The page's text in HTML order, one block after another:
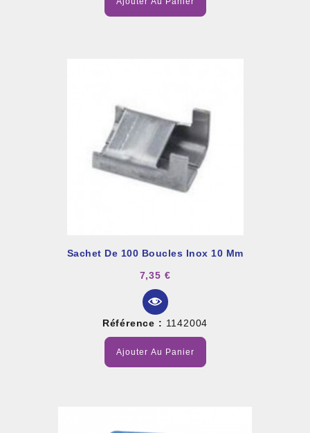
Sachet De 100 Boucles Inox 10 Mm
7,35 €
Référence : 1142004
Ajouter Au Panier